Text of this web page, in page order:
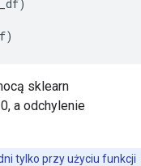
)
)
sklearn
a odchylenie
tylko przy użyciu funkcji